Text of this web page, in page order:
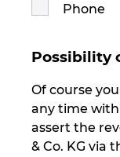
Phone
Possibility
Of course
any time
assert the
& Co. KG via
Обединени
Перу
Полша